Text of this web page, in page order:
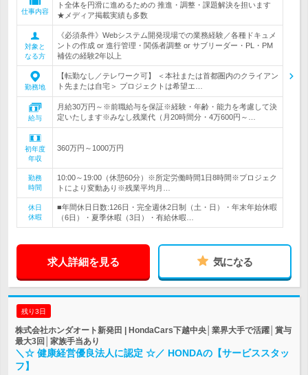
仕事内容
ト全体を円滑に進めるための 推進・調整・課題解決を担います
★メディア掲載実績も多数
対象と
なる方
《必須条件》Webシステム開発現場での業務経験／各種ドキュメ
ントの作成 or 進行管理・関係者調整 or サブリーダー・PL・PM
補佐の経験2年以上
勤務地
【転勤なし／テレワーク可】 ＜本社または首都圏内のクライアン
ト先または自宅＞ プロジェクトは希望エ…
給与
月給30万円～※前職給与を保証※経験・年齢・能力を考慮して決
定いたします※みなし残業代（月20時間分・4万600円～…
初年度
年収
360万円～1000万円
勤務
時間
10:00～19:00（休憩60分）※所定労働時間1日8時間※プロジェク
トにより変動あり※残業平均月…
休日
休暇
■年間休日日数:126日・完全週休2日制（土・日）・年末年始休暇
（6日）・夏季休暇（3日）・有給休暇…
求人詳細を見る 気になる
残り3日
株式会社ホンダオート新発田 | HondaCars下越中央│業界大手で活躍│賞与
最大3回│家族手当あり
＼☆ 健康経営優良法人に認定 ☆／ HONDAの【サービススタッ
フ】